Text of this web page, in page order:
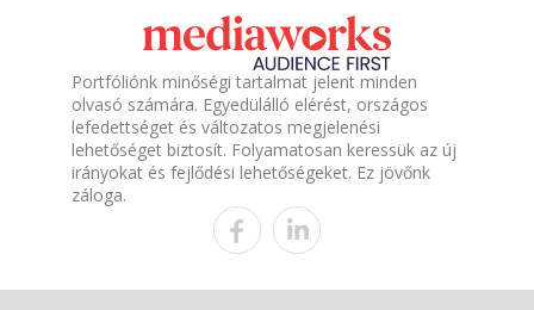
Portfóliónk minőségi tartalmat jelent minden
olvasó számára. Egyedülálló elérést, országos
lefedettséget és változatos megjelenési
lehetőséget biztosít. Folyamatosan keressük az új
irányokat és fejlődési lehetőségeket. Ez jövőnk
záloga.